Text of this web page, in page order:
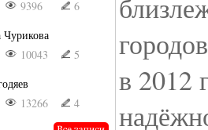
9396
6
10043
5
13266 4
в 2012